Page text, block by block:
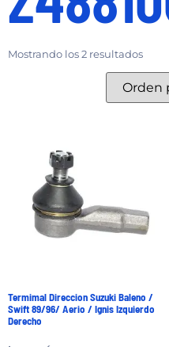
Mostrando los 2 resultados
Termimal Direccion Suzuki Baleno /
Swift 89/96/ Aerio / Ignis Izquierdo
Derecho